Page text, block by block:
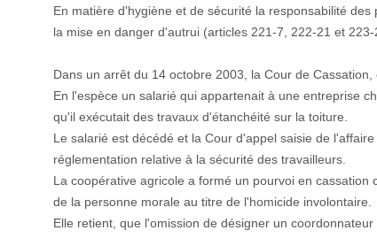
En matière d'hygiène et de sécurité la responsabilité
la mise en danger d'autrui (articles 221-7, 222-21 et 223-
Dans un arrêt du 14 octobre 2003, la Cour de
En l'espèce un salarié qui appartenait à une entreprise
qu'il exécutait des travaux d'étanchéité sur la toiture.
Le salarié est décédé et la Cour d'appel saisie de
réglementation relative à la sécurité des travailleurs.
La coopérative agricole a formé un pourvoi en
de la personne morale au titre de l'homicide involontaire.
Elle retient, que l'omission de désigner un